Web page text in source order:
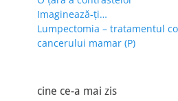
Imaginează-ți…
Lumpectomia – tratamentul
cancerului mamar (P)
cine ce-a mai zis